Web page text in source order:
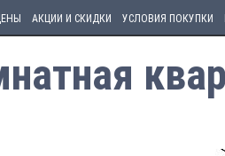
АКЦИИ И СКИДКИ УСЛОВИЯ ПОКУПКИ